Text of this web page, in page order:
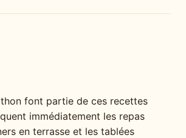
font partie de ces recettes
immédiatement les repas
en terrasse et les tablées